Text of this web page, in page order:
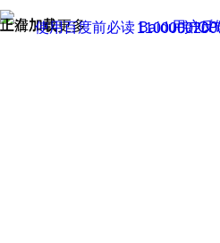
正在加载
上滑加载更多 用户反
使用百度前必读 Baidu 京
京公网安备